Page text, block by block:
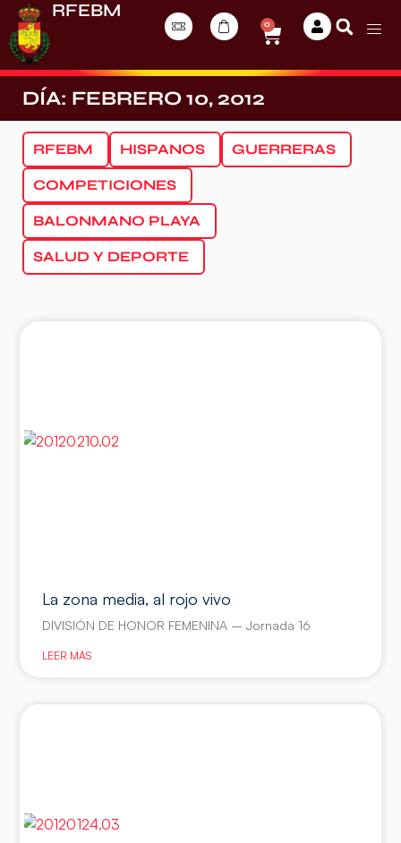
RFEBM
0
DÍA: FEBRERO 10, 2012
RFEBM HISPANOS GUERRERAS
COMPETICIONES
BALONMANO PLAYA
SALUD Y DEPORTE
La zona media, al rojo vivo
DIVISIÓN DE HONOR FEMENINA – Jornada 16
LEER MÁS